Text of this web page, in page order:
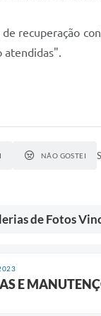
recuperação
atendidas".
NÃO GOSTEI
de Fotos
E